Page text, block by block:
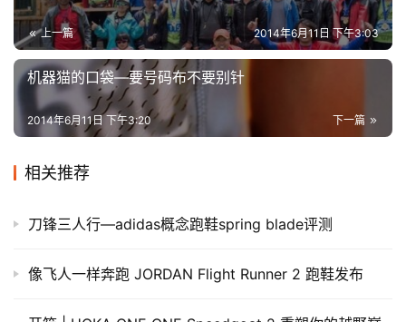
上一篇 2014年6月11日 下午3:03
机器猫的口袋—要号码布不要别针
下一篇
2014年6月11日 下午3:20
相关推荐
刀锋三人行—adidas概念跑鞋spring blade评测
像飞人一样奔跑 JORDAN Flight Runner 2 跑鞋发布